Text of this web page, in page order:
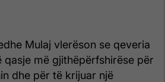
Mulaj vlerëson se qeveria
qasje më gjithëpërfshirëse për
dhe për të krijuar një